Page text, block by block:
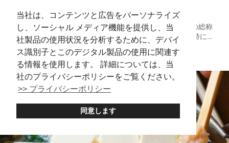
当社は、コンテンツと広告をパーソナライズ
し、ソーシャル メディア機能を提供し、当
社製品の使用状況を分析するために、デバイ
ス識別子とこのデジタル製品の使用に関連す
る情報を使用します。 詳細については、当
社のプライバシーポリシーをご覧ください。
>> プライバシーポリシー
同意します
日本の伝統文化、相撲。力士たちが日々食べている料理の総称
がちゃんこです。 野菜や肉がたっぷり入った鍋料理は、特に有
名。力士の食事といえば、鍋料理を思い浮かべる人も多いでし
ょう。 両国国技館がある両国駅周辺には、ちゃんこ鍋を気軽に
楽しめる店が...
Ryogoku Hotpot